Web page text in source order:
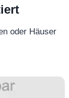
oder Häuser